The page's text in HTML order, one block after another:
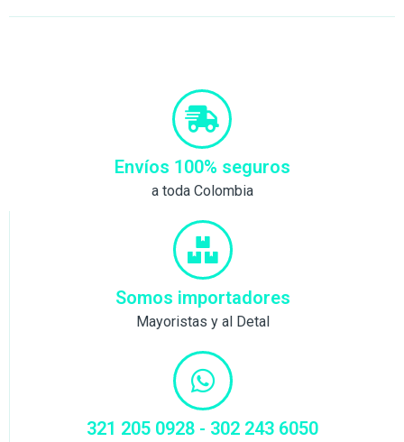
Envíos 100% seguros
a toda Colombia
Somos importadores
Mayoristas y al Detal
321 205 0928 - 302 243 6050